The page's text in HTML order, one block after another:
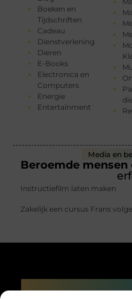
Boeken en
Tijdschriften
Cadeau
Dienstverlening
Dieren
E-Books
Electronica en
Computers
Energie
Entertainment
Media en
Beroemde mensen
Instructiefilm laten maken
Zakelijk een cursus Frans